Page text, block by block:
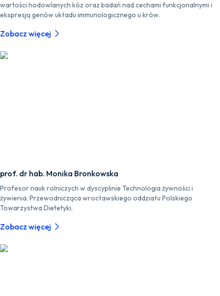
wartości hodowlanych kóz oraz badań nad cechami funkcjonalnymi i
ekspresją genów układu immunologicznego u krów.
Zobacz więcej
prof. dr hab. Monika Bronkowska
Profesor nauk rolniczych w dyscyplinie Technologia żywności i
żywienia. Przewodnicząca wrocławskiego oddziału Polskiego
Towarzystwa Dietetyki.
Zobacz więcej